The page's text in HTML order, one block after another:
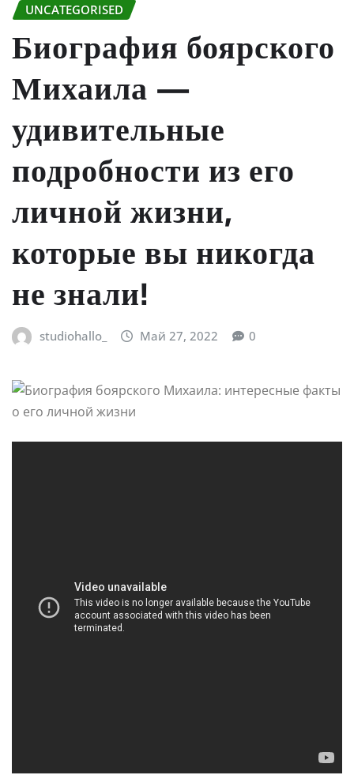
UNCATEGORISED
Биография боярского
Михаила —
удивительные
подробности из его
личной жизни,
которые вы никогда
не знали!
studiohallo_ Май 27, 2022 0